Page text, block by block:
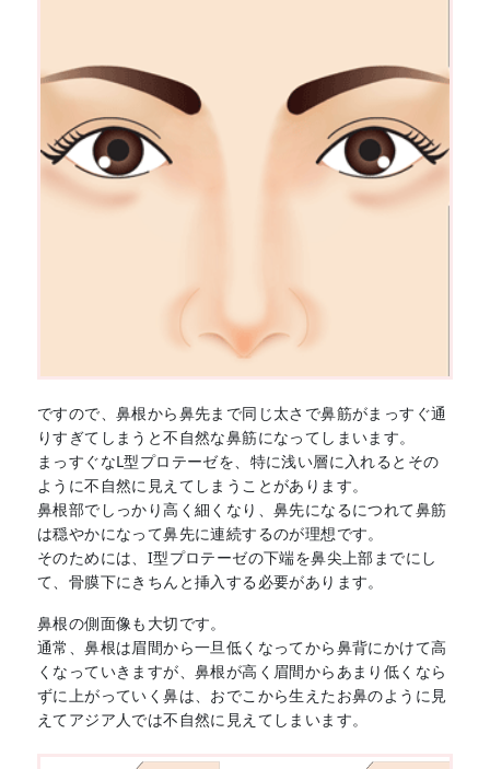
ですので、鼻根から鼻先まで同じ太さで鼻筋がまっすぐ通
りすぎてしまうと不自然な鼻筋になってしまいます。
まっすぐなL型プロテーゼを、特に浅い層に入れるとその
ように不自然に見えてしまうことがあります。
鼻根部でしっかり高く細くなり、鼻先になるにつれて鼻筋
は穏やかになって鼻先に連続するのが理想です。
そのためには、I型プロテーゼの下端を鼻尖上部までにし
て、骨膜下にきちんと挿入する必要があります。
鼻根の側面像も大切です。
通常、鼻根は眉間から一旦低くなってから鼻背にかけて高
くなっていきますが、鼻根が高く眉間からあまり低くなら
ずに上がっていく鼻は、おでこから生えたお鼻のように見
えてアジア人では不自然に見えてしまいます。